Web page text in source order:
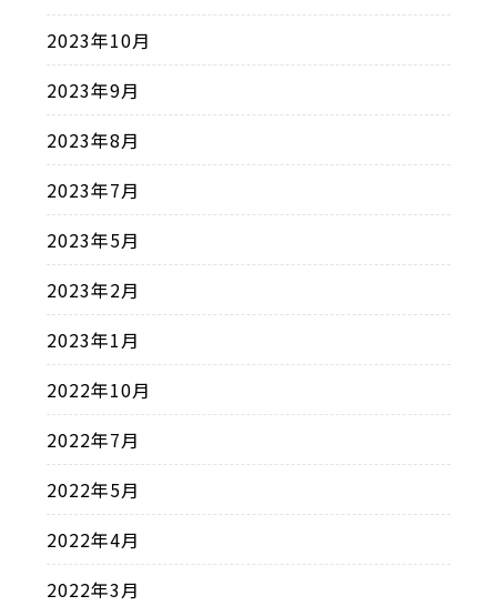
2023年10月
2023年9月
2023年8月
2023年7月
2023年5月
2023年2月
2023年1月
2022年10月
2022年7月
2022年5月
2022年4月
2022年3月